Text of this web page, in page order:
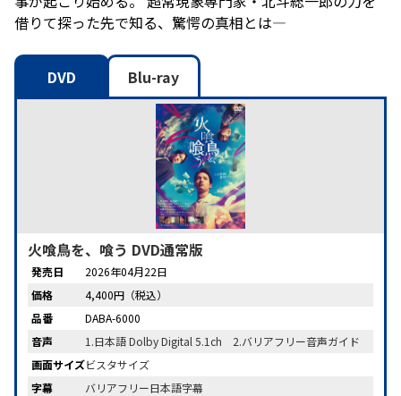
借りて探った先で知る、驚愕の真相とは—
DVD Blu-ray
火喰鳥を、喰う DVD通常版
発売日
2026年04月22日
価格
4,400円（税込）
品番
DABA-6000
音声
1.日本語 Dolby Digital 5.1ch 2.バリアフリー音声ガイド
画面サイズビスタサイズ
字幕
バリアフリー日本語字幕